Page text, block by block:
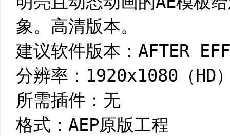
象。高清版本。
建议软件版本：AFTER
分辨率：1920x1080（HD
所需插件：无
格式：AEP原版工程